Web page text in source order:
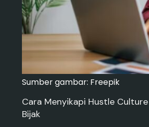
Sumber gambar: Freepik
Cara Menyikapi Hustle
Bijak